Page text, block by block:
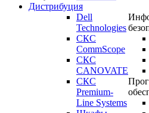
Дистрибуция
Dell
Technologies
СКС
CommScope
СКС
CANOVATE
СКС
Premium-
Line Systems